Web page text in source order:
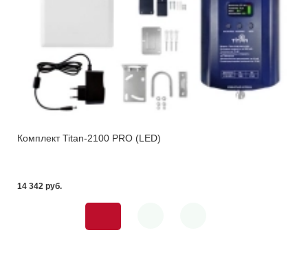
Комплект Titan-2100 PRO (LED)
14 342 pуб.